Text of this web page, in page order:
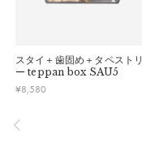
スタイ＋歯固め＋タペストリ
ー teppan box SAU5
¥8,580